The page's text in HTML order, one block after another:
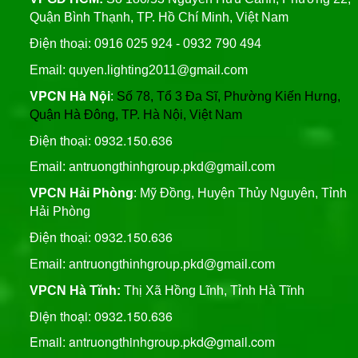
Bridgelux, An Trường
Thịnh
Trụ Thép Mạ Nhúng Kẽm
Quy Trình Mạ Nhúng Kẽm
Nóng Trụ Đèn Chiếu Sáng
Cao Áp
Quận Bình Thạnh, TP. Hồ Chí Minh, Việt Nam
Điện thoại: 0916 025 924 - 0932 790 494
Email: quyen.lighting2011@gmail.com
VPCN Hà Nội: Số 78, Tổ 3 Đa Sĩ, Phường Kiến Hưng,
Quận Hà Đông, TP. Hà Nội, Việt Nam
Điện thoại: 0932.150.636
Email: antruongthinhgroup.pkd@gmail.com
VPCN Hải Phòng: Mỹ Đồng, Huyện Thủy Nguyên, Tỉnh
Hải Phòng
Điện thoại: 0932.150.636
Email: antruongthinhgroup.pkd@gmail.com
VPCN Hà Tĩnh: Thị Xã Hồng Lĩnh, Tỉnh Hà Tĩnh
Điện thoại: 0932.150.636
Email: antruongthinhgroup.pkd@gmail.com